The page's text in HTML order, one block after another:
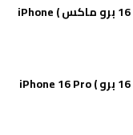
مواصفات وسعر ( ايفون 16 برو ماكس ) iPhone